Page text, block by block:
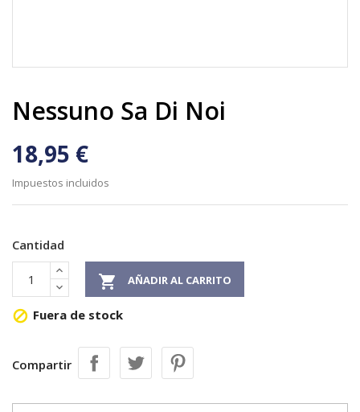
Nessuno Sa Di Noi
18,95 €
Impuestos incluidos
Cantidad
 AÑADIR AL CARRITO
 Fuera de stock
Compartir